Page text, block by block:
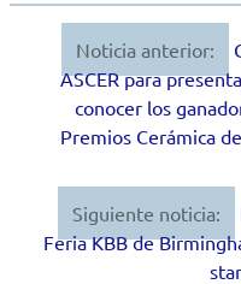
Navegación
entradas
Noticia anterior:
ASCER para
conocer los
Premios Cerámica
Siguiente noticia:
Feria KBB de